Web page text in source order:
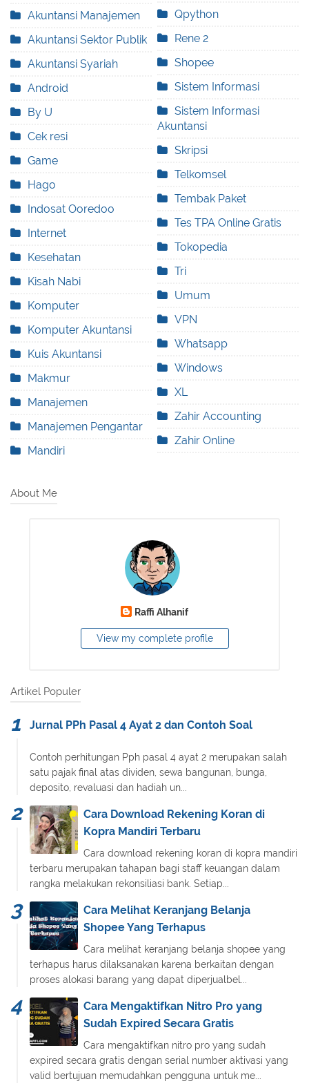
Akuntansi Manajemen
Akuntansi Sektor Publik
Akuntansi Syariah
Android
By U
Cek resi
Game
Hago
Indosat Ooredoo
Internet
Kesehatan
Kisah Nabi
Komputer
Komputer Akuntansi
Kuis Akuntansi
Makmur
Manajemen
Manajemen Pengantar
Mandiri
Qpython
Rene 2
Shopee
Sistem Informasi
Sistem Informasi
Akuntansi
Skripsi
Telkomsel
Tembak Paket
Tes TPA Online Gratis
Tokopedia
Tri
Umum
VPN
Whatsapp
Windows
XL
Zahir Accounting
Zahir Online
About Me
Raffi Alhanif
View my complete profile
Artikel Populer
Jurnal PPh Pasal 4 Ayat 2 dan Contoh Soal
Contoh perhitungan Pph pasal 4 ayat 2 merupakan salah
satu pajak final atas dividen, sewa bangunan, bunga,
deposito, revaluasi dan hadiah un...
Cara Download Rekening Koran di
Kopra Mandiri Terbaru
Cara download rekening koran di kopra mandiri
terbaru merupakan tahapan bagi staff keuangan dalam
rangka melakukan rekonsiliasi bank. Setiap...
Cara Melihat Keranjang Belanja
Shopee Yang Terhapus
Cara melihat keranjang belanja shopee yang
terhapus harus dilaksanakan karena berkaitan dengan
proses alokasi barang yang dapat diperjualbel...
Cara Mengaktifkan Nitro Pro yang
Sudah Expired Secara Gratis
Cara mengaktifkan nitro pro yang sudah
expired secara gratis dengan serial number aktivasi yang
valid bertujuan memudahkan pengguna untuk me...